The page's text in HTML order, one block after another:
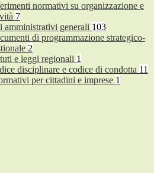
normativi su organizzazione e
7
amministrativi generali 103
di programmazione strategico-
2
e leggi regionali 1
disciplinare e codice di condotta 11
per cittadini e imprese 1